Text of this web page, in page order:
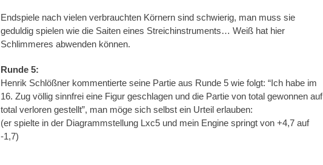
Endspiele nach vielen verbrauchten Körnern sind schwierig, man muss sie
geduldig spielen wie die Saiten eines Streichinstruments… Weiß hat hier
Schlimmeres abwenden können.
Runde 5:
Henrik Schlößner kommentierte seine Partie aus Runde 5 wie folgt: “Ich habe im
16. Zug völlig sinnfrei eine Figur geschlagen und die Partie von total gewonnen auf
total verloren gestellt”, man möge sich selbst ein Urteil erlauben:
(er spielte in der Diagrammstellung Lxc5 und mein Engine springt von +4,7 auf
-1,7)